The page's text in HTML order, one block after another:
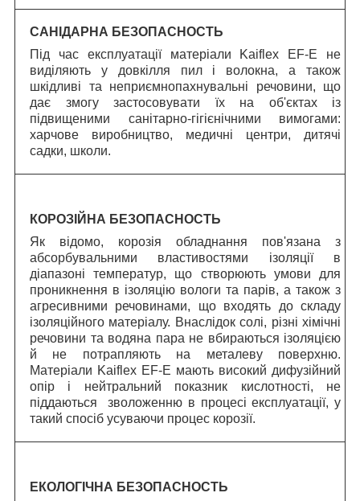
САНІДАРНА БЕЗОПАСНОСТЬ
Під час експлуатації матеріали Kaiflex EF-E не
виділяють у довкілля пил і волокна, а також
шкідливі та неприємнопахнувальні речовини, що
дає змогу застосовувати їх на об'єктах із
підвищеними санітарно-гігієнічними вимогами:
харчове виробництво, медичні центри, дитячі
садки, школи.
КОРОЗІЙНА БЕЗОПАСНОСТЬ
Як відомо, корозія обладнання пов'язана з
абсорбувальними властивостями ізоляції в
діапазоні температур, що створюють умови для
проникнення в ізоляцію вологи та парів, а також з
агресивними речовинами, що входять до складу
ізоляційного матеріалу. Внаслідок солі, різні хімічні
речовини та водяна пара не вбираються ізоляцією
й не потрапляють на металеву поверхню.
Матеріали Kaiflex EF-E мають високий дифузійний
опір і нейтральний показник кислотності, не
піддаються зволоженню в процесі експлуатації, у
такий спосіб усуваючи процес корозії.
ЕКОЛОГІЧНА БЕЗОПАСНОСТЬ